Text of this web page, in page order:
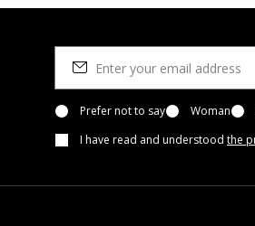
Prefer not to say Woman
I have read and understood the